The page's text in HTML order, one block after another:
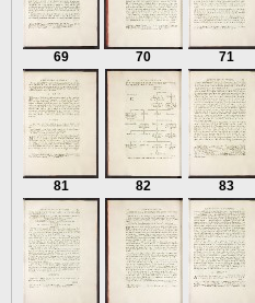
69 70 71
81 82 83